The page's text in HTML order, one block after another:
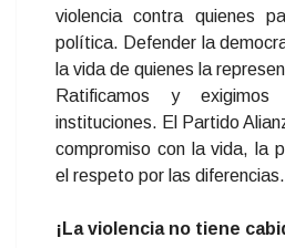
violencia contra quienes
política. Defender la
la vida de quienes la
Ratificamos y
instituciones. El Partido
compromiso con la vida, la
el respeto por las diferencias.
¡La violencia no tiene